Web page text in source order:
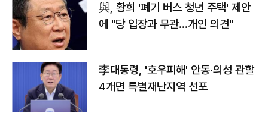
與, 황희 '폐기 버스 청년 주택' 제안
에 "당 입장과 무관…개인 의견"
李대통령, '호우피해' 안동·의성 관할
4개면 특별재난지역 선포